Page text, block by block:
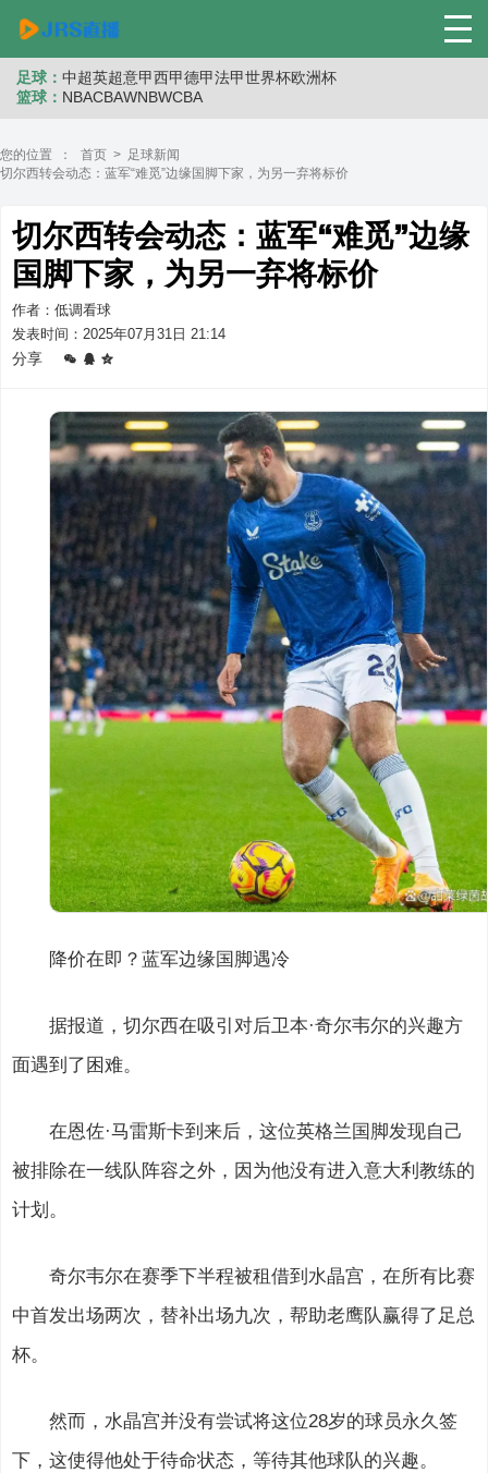
足球： 中超英超意甲西甲德甲法甲世界杯欧洲杯
篮球： NBACBAWNBWCBA
您的位置 ： 首页 > 足球新闻
切尔西转会动态：蓝军“难觅”边缘国脚下家，为另一弃将标价
切尔西转会动态：蓝军“难觅”边缘
国脚下家，为另一弃将标价
作者：低调看球
发表时间：2025年07月31日 21:14
分享
降价在即？蓝军边缘国脚遇冷
据报道，切尔西在吸引对后卫本·奇尔韦尔的兴趣方
面遇到了困难。
在恩佐·马雷斯卡到来后，这位英格兰国脚发现自己
被排除在一线队阵容之外，因为他没有进入意大利教练的
计划。
奇尔韦尔在赛季下半程被租借到水晶宫，在所有比赛
中首发出场两次，替补出场九次，帮助老鹰队赢得了足总
杯。
然而，水晶宫并没有尝试将这位28岁的球员永久签
下，这使得他处于待命状态，等待其他球队的兴趣。